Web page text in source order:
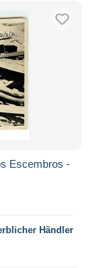
Escembros -
Händler